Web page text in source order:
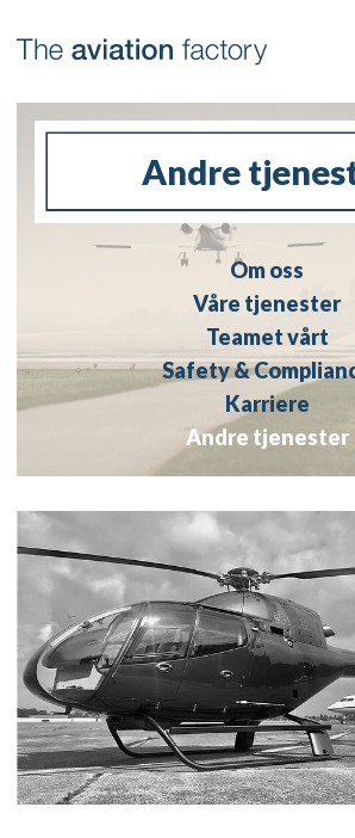
Andre
Om oss
Våre tjenester
Teamet vårt
Safety &
Karriere
Andre tjenester